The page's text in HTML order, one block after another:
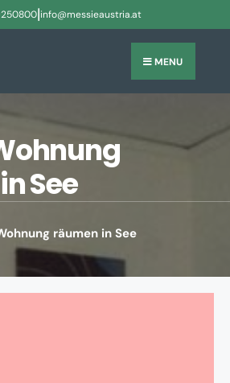
|info@messieaustria.at
MENU
See
räumen in See